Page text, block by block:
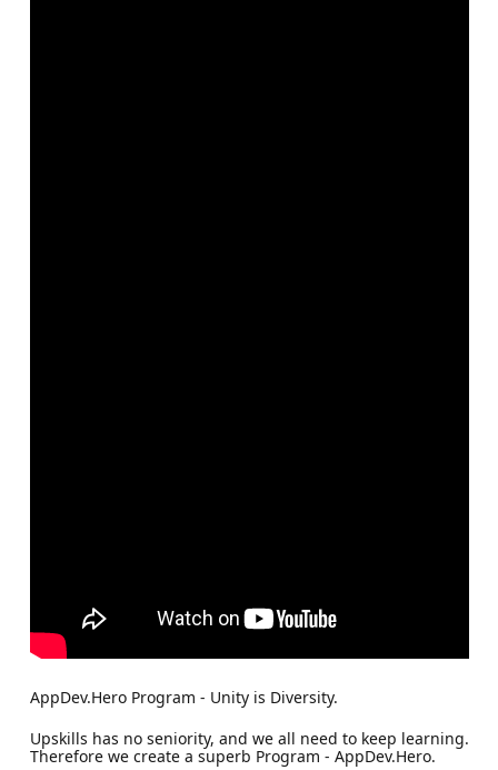
AppDev.Hero Program - Unity is Diversity.
Upskills has no seniority, and we all need to keep learning.
Therefore we create a superb Program - AppDev.Hero.